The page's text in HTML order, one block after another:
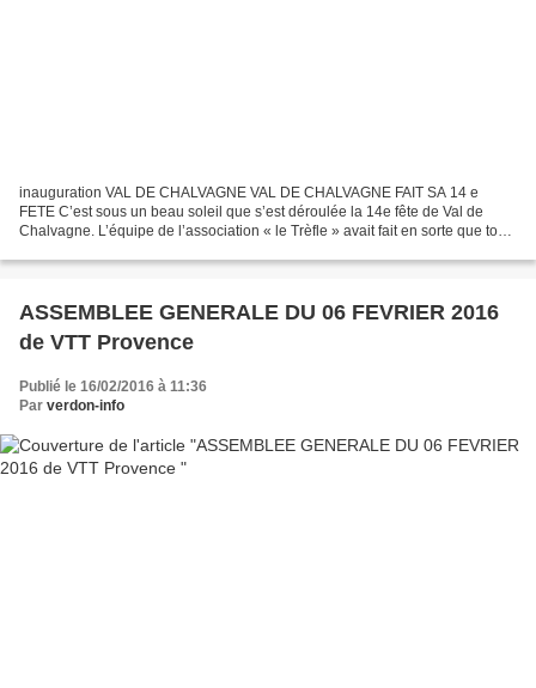
inauguration VAL DE CHALVAGNE VAL DE CHALVAGNE FAIT SA 14 e
FETE C’est sous un beau soleil que s’est déroulée la 14e fête de Val de
Chalvagne. L’équipe de l’association « le Trèfle » avait fait en sorte que tout
ASSEMBLEE GENERALE DU 06 FEVRIER 2016
de VTT Provence
Publié le 16/02/2016 à 11:36
Par verdon-info